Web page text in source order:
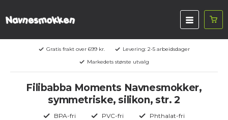
Gratis frakt over 699 kr.
Levering: 2-5 arbeidsdager
Markedets største utvalg
Filibabba Moments Navnesmokker,
symmetriske, silikon, str. 2
BPA-fri PVC-fri Phthalat-fri